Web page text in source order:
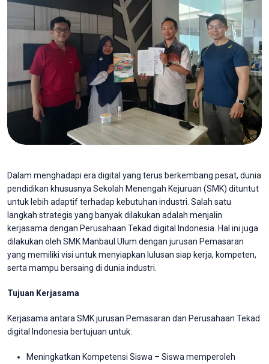
Dalam menghadapi era digital yang terus berkembang pesat, dunia
pendidikan khususnya Sekolah Menengah Kejuruan (SMK) dituntut
untuk lebih adaptif terhadap kebutuhan industri. Salah satu
langkah strategis yang banyak dilakukan adalah menjalin
kerjasama dengan Perusahaan Tekad digital Indonesia. Hal ini juga
dilakukan oleh SMK Manbaul Ulum dengan jurusan Pemasaran
yang memiliki visi untuk menyiapkan lulusan siap kerja, kompeten,
serta mampu bersaing di dunia industri.
Tujuan Kerjasama
Kerjasama antara SMK jurusan Pemasaran dan Perusahaan Tekad
digital Indonesia bertujuan untuk:
Meningkatkan Kompetensi Siswa – Siswa memperoleh